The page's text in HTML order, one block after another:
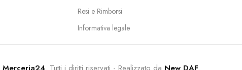
Resi e Rimborsi
Informativa legale